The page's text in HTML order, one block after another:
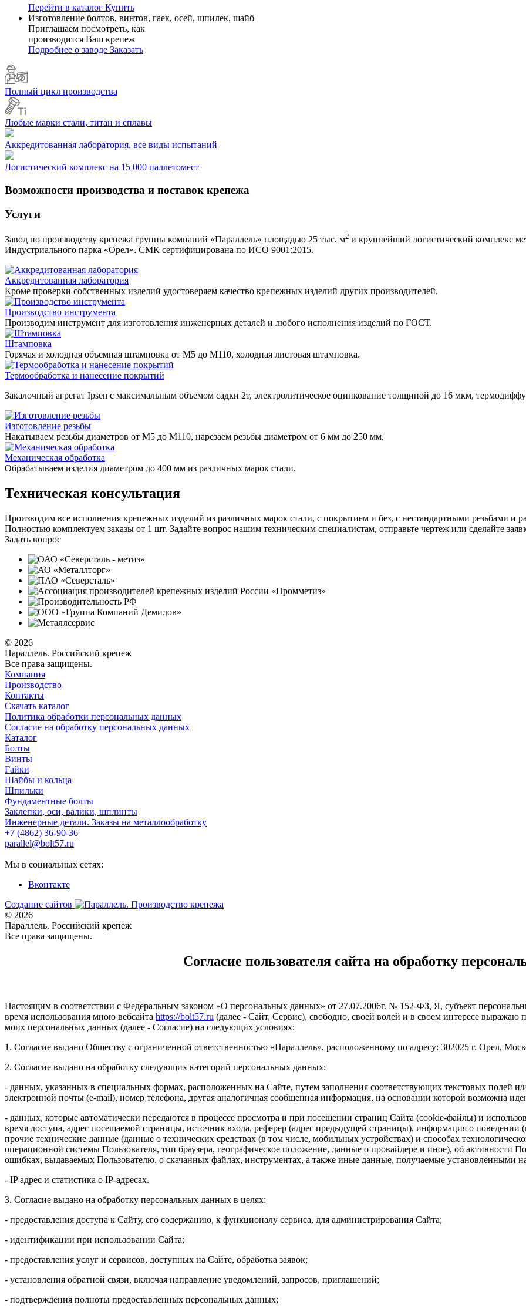
Перейти в каталог Купить
Изготовление болтов, винтов, гаек, осей, шпилек, шайб
Приглашаем посмотреть, как
производится Ваш крепеж
Подробнее о заводе Заказать
Полный цикл производства
Любые марки стали, титан и сплавы
Аккредитованная лаборатория, все виды испытаний
Логистический комплекс на 15 000 паллетомест
Возможности производства и поставок крепежа
Услуги
Завод по производству крепежа группы компаний «Параллель» площадью 25 тыс. м2 и крупнейший логистический комплекс
Индустриального парка «Орел». СМК сертифицирована по ИСО 9001:2015.
Аккредитованная лаборатория
Кроме проверки собственных изделий удостоверяем качество крепежных изделий других производителей.
Производство инструмента
Производим инструмент для изготовления инженерных деталей и любого исполнения изделий по ГОСТ.
Штамповка
Горячая и холодная объемная штамповка от М5 до М110, холодная листовая штамповка.
Термообработка и нанесение покрытий
Закалочный агрегат Ipsen с максимальным объемом садки 2т, электролитическое оцинкование толщиной до 16 мкм,
Изготовление резьбы
Накатываем резьбы диаметров от М5 до М110, нарезаем резьбы диаметром от 6 мм до 250 мм.
Механическая обработка
Обрабатываем изделия диаметром до 400 мм из различных марок стали.
Техническая консультация
Производим все исполнения крепежных изделий из различных марок стали, с покрытием и без, с нестандартными резьбами
Полностью комплектуем заказы от 1 шт. Задайте вопрос нашим техническим специалистам, отправьте чертеж или сделайте
Задать вопрос
© 2026
Параллель. Российский крепеж
Все права защищены.
Компания
Производство
Контакты
Скачать каталог
Политика обработки персональных данных
Согласие на обработку персональных данных
Каталог
Болты
Винты
Гайки
Шайбы и кольца
Шпильки
Фундаментные болты
Заклепки, оси, валики, шплинты
Инженерные детали. Заказы на металлообработку
+7 (4862) 36-90-36
parallel@bolt57.ru
Мы в социальных сетях:
Вконтакте
Создание сайтов
© 2026
Параллель. Российский крепеж
Все права защищены.
Согласие пользователя сайта на обработку
Настоящим в соответствии с Федеральным законом «О персональных данных» от 27.07.2006г. № 152-ФЗ, Я, субъект
время использования мною вебсайта https://bolt57.ru (далее - Сайт, Сервис), свободно, своей волей и в своем интересе выражаю
моих персональных данных (далее - Согласие) на следующих условиях:
1. Согласие выдано Обществу с ограниченной ответственностью «Параллель», расположенному по адресу: 302025 г. Орел,
2. Согласие выдано на обработку следующих категорий персональных данных:
- данных, указанных в специальных формах, расположенных на Сайте, путем заполнения соответствующих текстовых полей
электронной почты (e-mail), номер телефона, другая аналогичная сообщенная информация, на основании которой возможна
- данных, которые автоматически передаются в процессе просмотра и при посещении страниц Сайта (cookie-файлы) и
время доступа, адрес посещаемой страницы, источник входа, реферер (адрес предыдущей страницы), информация о
прочие технические данные (данные о технических средствах (в том числе, мобильных устройствах) и способах
операционной системы Пользователя, тип браузера, географическое положение, данные о провайдере и иное), об активности
ошибках, выдаваемых Пользователю, о скачанных файлах, инструментах, а также иные данные, получаемые установленными
- IP адрес и статистика о IP-адресах.
3. Согласие выдано на обработку персональных данных в целях:
- предоставления доступа к Сайту, его содержанию, к функционалу сервиса, для администрирования Сайта;
- идентификации при использовании Сайта;
- предоставления услуг и сервисов, доступных на Сайте, обработка заявок;
- установления обратной связи, включая направление уведомлений, запросов, приглашений;
- подтверждения полноты предоставленных персональных данных;